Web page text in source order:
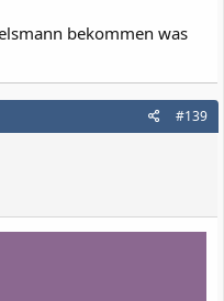
bekommen was
#139